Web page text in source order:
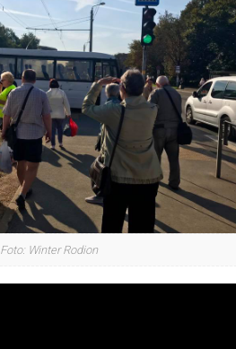
Foto: Winter Rodion